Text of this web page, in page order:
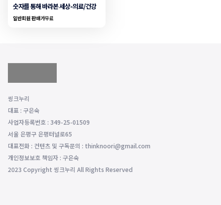
숫자를 통해 바라본 세상-의료/건강
일반회원 판매가무료
씽크누리
대표 : 구은숙
사업자등록번호 : 349-25-01509
서울 은평구 은평터널로65
대표전화 : 컨텐츠 및 구독문의 : thinknoori@gmail.com
개인정보보호 책임자 : 구은숙
2023 Copyright 씽크누리 All Rights Reserved